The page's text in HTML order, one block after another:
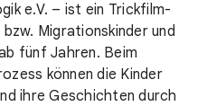
e.V. – ist ein Trickfilm-
Migrationskinder und
fünf Jahren. Beim
können die Kinder
ihre Geschichten durch